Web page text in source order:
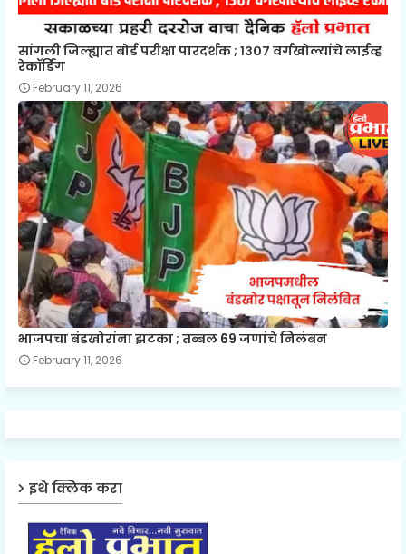
सांगली जिल्ह्यात बोर्ड परीक्षा पारदर्शक ; १३०७ वर्गखोल्यांचे लाईव्ह
रेकॉर्डिंग
February 11, 2026
भाजपचा बंडखोरांना झटका ; तब्बल 69 जणांचे निलंबन
February 11, 2026
इथे क्लिक करा